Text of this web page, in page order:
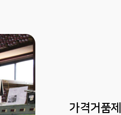
가격거품